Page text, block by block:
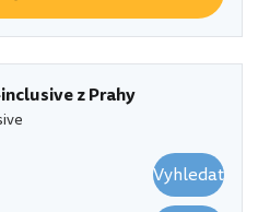
z Prahy
Vyhledat